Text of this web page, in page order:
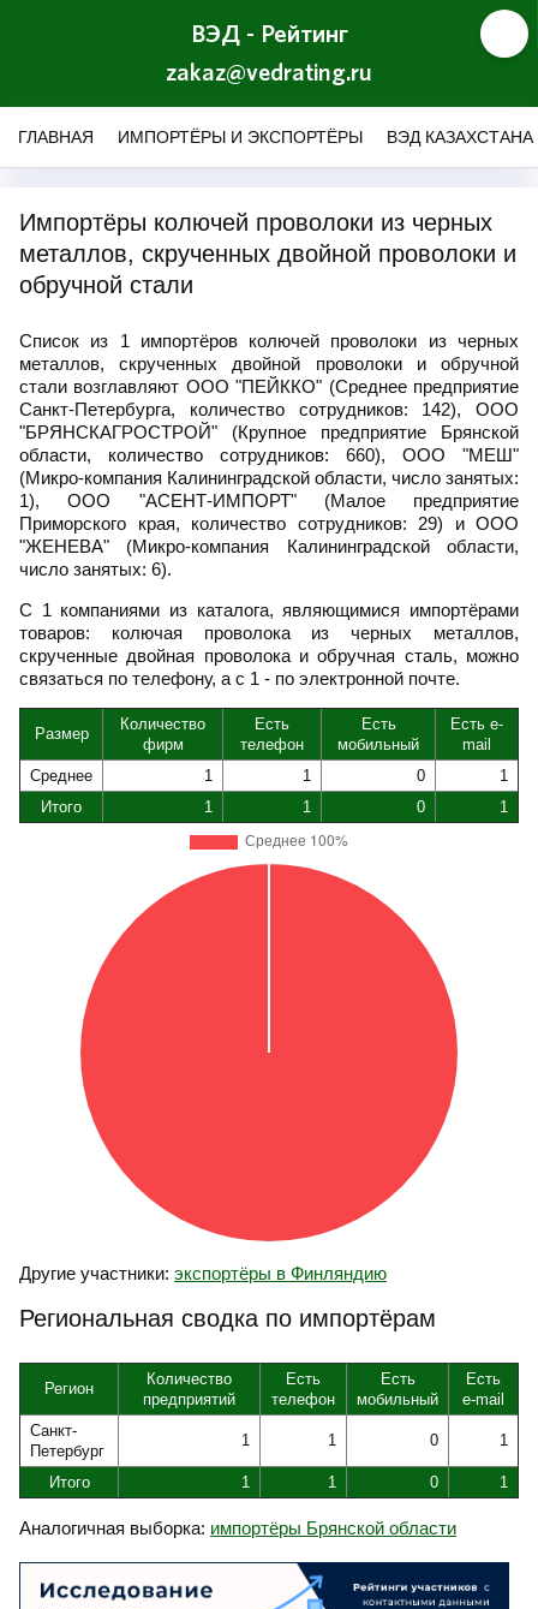
ВЭД - Рейтинг
zakaz@vedrating.ru
ГЛАВНАЯ ИМПОРТЁРЫ И ЭКСПОРТЁРЫ ВЭД КАЗАХСТАНА
Импортёры колючей проволоки из черных
металлов, скрученных двойной проволоки и
обручной стали
Список из 1 импортёров колючей проволоки из черных
металлов, скрученных двойной проволоки и обручной
стали возглавляют ООО "ПЕЙККО" (Среднее предприятие
Санкт-Петербурга, количество сотрудников: 142), ООО
"БРЯНСКАГРОСТРОЙ" (Крупное предприятие Брянской
области, количество сотрудников: 660), ООО "МЕШ"
(Микро-компания Калининградской области, число занятых:
1), ООО "АСЕНТ-ИМПОРТ" (Малое предприятие
Приморского края, количество сотрудников: 29) и ООО
"ЖЕНЕВА" (Микро-компания Калининградской области,
число занятых: 6).
С 1 компаниями из каталога, являющимися импортёрами
товаров: колючая проволока из черных металлов,
скрученные двойная проволока и обручная сталь, можно
связаться по телефону, а с 1 - по электронной почте.
Размер
Количество
фирм
Есть
телефон
Есть
мобильный
Есть e-
mail
Среднее
1 1 0
1
Итого
1 1 0 1
Другие участники: экспортёры в Финляндию
Региональная сводка по импортёрам
Регион
Количество
предприятий
Есть
телефон
Есть
мобильный
Есть
e-mail
Санкт-
Петербург
1 1 0 1
Итого 1 1 0 1
Аналогичная выборка: импортёры Брянской области